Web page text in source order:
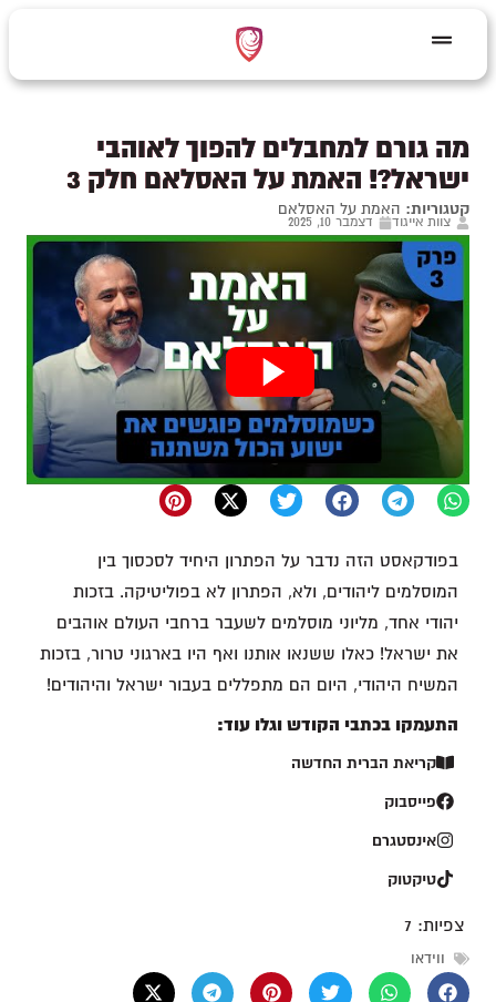
מה גורם למחבלים להפוך לאוהבי
ישראל?! האמת על האסלאם חלק 3
קטגוריות: האמת על האסלאם
צוות אייגוד דצמבר 10, 2025
בפודקאסט הזה נדבר על הפתרון היחיד לסכסוך בין
המוסלמים ליהודים, ולא, הפתרון לא בפוליטיקה. בזכות
יהודי אחד, מליוני מוסלמים לשעבר ברחבי העולם אוהבים
את ישראל! כאלו ששנאו אותנו ואף היו בארגוני טרור, בזכות
המשיח היהודי, היום הם מתפללים בעבור ישראל והיהודים!
התעמקו בכתבי הקודש וגלו עוד:
קריאת הברית החדשה
פייסבוק
אינסטגרם
טיקטוק
צפיות: 7
ווידאו